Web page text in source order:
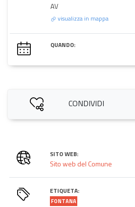
AV
visualizza in mappa
QUANDO:
CONDIVIDI
SITO WEB:
Sito web del Comune
ETIQUETA:
FONTANA